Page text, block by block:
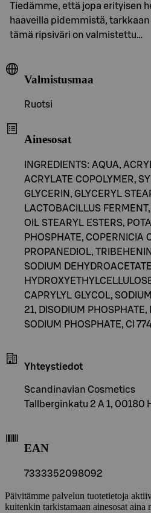
Tiedämme, että jopa erityisen
haaveilla pidemmistä,
tämä ripsiväri on valmistettu…
Valmistusmaa
Ruotsi
Ainesosat
INGREDIENTS: AQUA,
ACRYLATE COPOLYMER,
GLYCERIN, GLYCERYL
LACTOBACILLUS
OIL STEARYL ESTERS,
PHOSPHATE, COPERNICIA
PROPANEDIOL,
SODIUM
CAPRYLYL GLYCOL,
21, DISODIUM PHOSPHATE,
SODIUM PHOSPHATE, CI
Yhteystiedot
Scandinavian Cosmetics
Tallberginkatu 2 A 1, 00180
EAN
7333352098092
Päivitämme palvelun tuotetietoja
kuitenkin tarkistamaan ainesosat aina